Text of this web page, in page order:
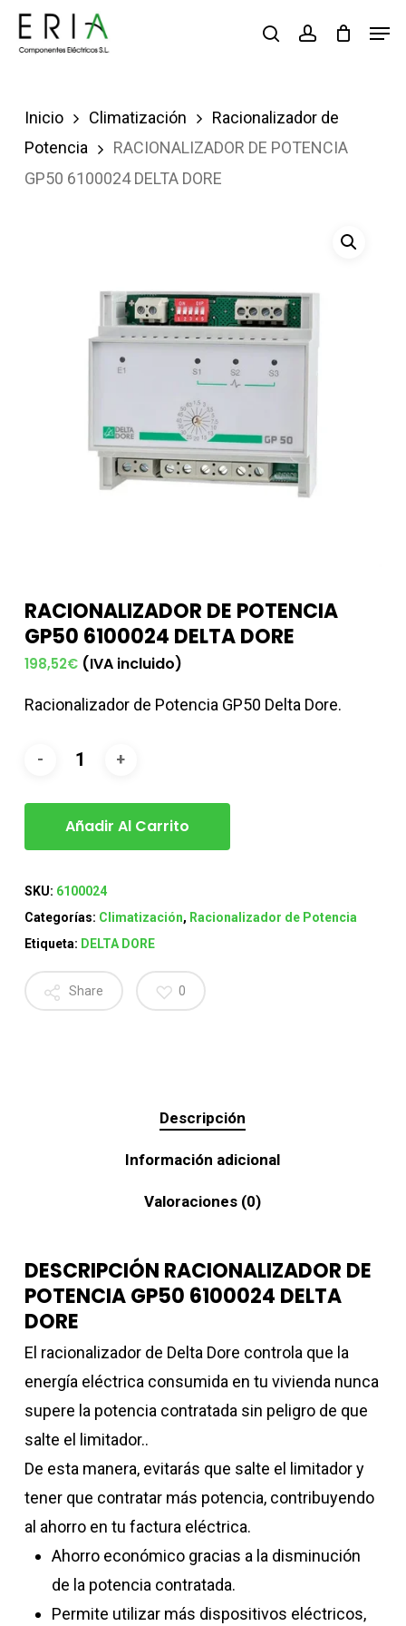
Saltar
buscaraccount
Inicio Climatización
Racionalizador de
Potencia
RACIONALIZADOR DE POTENCIA
GP50 6100024 DELTA DORE
RACIONALIZADOR DE POTENCIA
GP50 6100024 DELTA DORE
198,52€ (IVA incluido)
Racionalizador de Potencia GP50 Delta Dore.
Añadir Al Carrito
SKU: 6100024
Categorías: Climatización, Racionalizador de Potencia
Etiqueta: DELTA DORE
Share 0
Descripción
Información adicional
Valoraciones (0)
DESCRIPCIÓN RACIONALIZADOR DE
POTENCIA GP50 6100024 DELTA
DORE
El racionalizador de Delta Dore controla que la
energía eléctrica consumida en tu vivienda nunca
supere la potencia contratada sin peligro de que
salte el limitador..
De esta manera, evitarás que salte el limitador y
tener que contratar más potencia, contribuyendo
al ahorro en tu factura eléctrica.
Ahorro económico gracias a la disminución
de la potencia contratada.
Permite utilizar más dispositivos eléctricos,